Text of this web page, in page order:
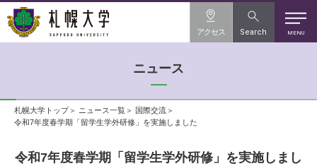
MENU
アクセス Search
ニュース
札幌大学トップ ニュース一覧
国際交流
令和7年度春学期「留学生学外研修」を実施しました
令和7年度春学期「留学生学外研修」を実施しまし